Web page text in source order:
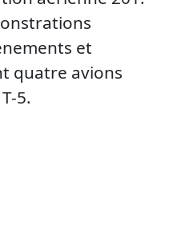
et
quatre avions
5.